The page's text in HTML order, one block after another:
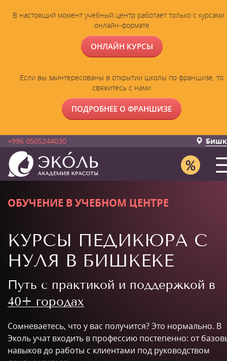
В настоящий момент учебный центр работает только с курсами
онлайн-формате
ОНЛАЙН КУРСЫ
Если вы заинтересованы в открытии школы по франшизе, то
свяжитесь с нами
ПОДРОБНЕЕ О ФРАНШИЗЕ
+996 0505244030
ОБУЧЕНИЕ В УЧЕБНОМ ЦЕНТРЕ
КУРСЫ ПЕДИКЮРА С
НУЛЯ В БИШКЕКЕ
Путь с практикой и поддержкой в
40+ городах
Сомневаетесь, что у вас получится? Это нормально. В
Эколь учат входить в профессию постепенно: от
навыков до работы с клиентами под руководством